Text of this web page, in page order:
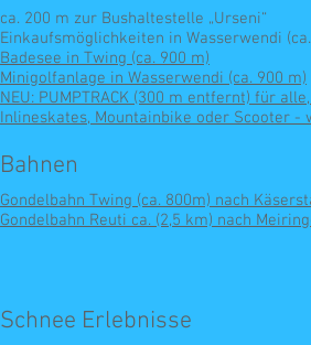
ca. 200 m zur Bushaltestelle „Urseni“
Einkaufsmöglichkeiten in Wasserwendi
Badesee in Twing (ca. 900 m)
Minigolfanlage in Wasserwendi (ca. 900 m)
NEU: PUMPTRACK (300 m entfernt) für
Inlineskates, Mountainbike oder Scooter
Bahnen
Gondelbahn Twing (ca. 800m) nach
Gondelbahn Reuti ca. (2,5 km) nach
Schnee Erlebnisse